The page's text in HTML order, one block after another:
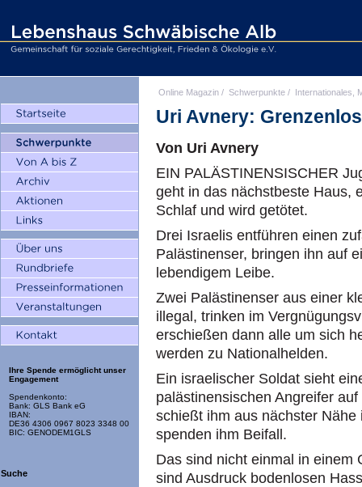
Ihre Spende ermöglicht unser
Engagement
Spendenkonto:
Bank: GLS Bank eG
IBAN:
DE36 4306 0967 8023 3348 00
BIC: GENODEM1GLS
Suche
Online Magazin / Schwerpunkte / Internationales,
Uri Avnery:
Von Uri Avnery
EIN PALÄSTINENSISCHER
geht in das nächstbeste Haus,
Schlaf und wird getötet.
Drei Israelis entführen einen
Palästinenser, bringen ihn auf
lebendigem Leibe.
Zwei Palästinenser aus einer
illegal, trinken im
erschießen dann alle um sich
werden zu Nationalhelden.
Ein israelischer Soldat sieht
palästinensischen Angreifer
schießt ihm aus nächster
spenden ihm Beifall.
Das sind nicht einmal in einem
sind Ausdruck bodenlosen